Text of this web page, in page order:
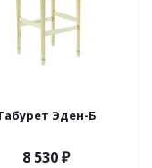
Табурет Эден-Б
8 530 ₽